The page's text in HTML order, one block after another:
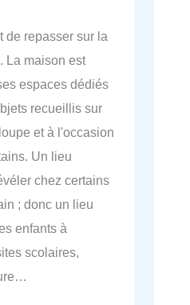
de repasser sur la
La maison est
espaces dédiés
recueillis sur
et à l'occasion
Un lieu
chez certains
; donc un lieu
enfants à
scolaires,